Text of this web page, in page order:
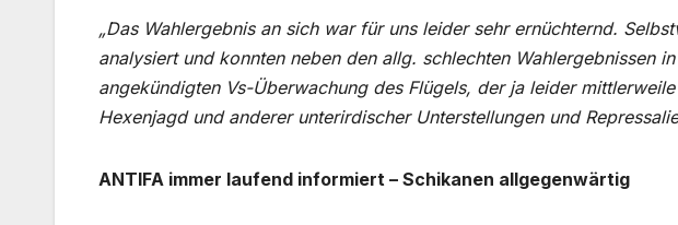
„Das Wahlergebnis an sich war für uns leider sehr ernüchternd.
analysiert und konnten neben den allg. schlechten Wahlergebnissen
angekündigten Vs-Überwachung des Flügels, der ja leider
Hexenjagd und anderer unterirdischer Unterstellungen und
ANTIFA immer laufend informiert – Schikanen allgegenwärtig